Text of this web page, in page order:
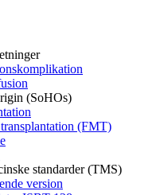
(SoHOs)
(FMT)
standarder (TMS)
version